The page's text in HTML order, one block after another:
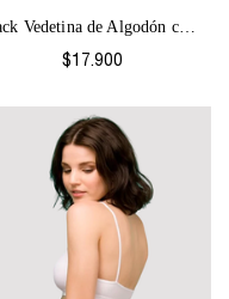
Pack Vedetina de Algodón con regulación...
$17.900